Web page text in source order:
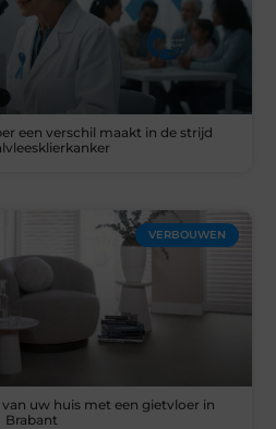
een verschil maakt in de strijd
VERBOUWEN
uw huis met een gietvloer in
Brabant